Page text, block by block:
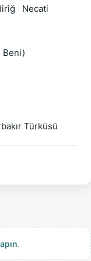
Necati
Beni)
Türküsü
.